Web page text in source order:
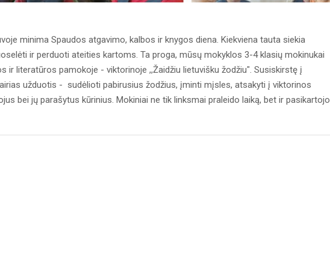
minima Spaudos atgavimo, kalbos ir knygos diena. Kiekviena tauta siekia
ir perduoti ateities kartoms. Ta proga, mūsų mokyklos 3-4 klasių mokinukai
ir literatūros pamokoje - viktorinoje ,,Žaidžiu lietuvišku žodžiu". Susiskirstę į
užduotis - sudėlioti pabirusius žodžius, įminti mįsles, atsakyti į viktorinos
bei jų parašytus kūrinius. Mokiniai ne tik linksmai praleido laiką, bet ir pasikartojo